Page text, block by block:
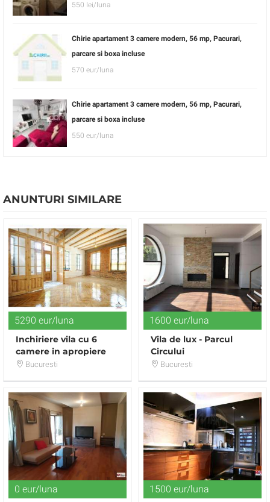
550 lei/luna
Chirie apartament 3 camere modern, 56 mp, Pacurari,
parcare si boxa incluse
570 eur/luna
Chirie apartament 3 camere modern, 56 mp, Pacurari,
parcare si boxa incluse
550 eur/luna
ANUNTURI SIMILARE
5290 eur/luna
Inchiriere vila cu 6
camere in apropiere
de Gradina Icoanei
Bucuresti
1600 eur/luna
Vila de lux - Parcul
Circului
Bucuresti
0 eur/luna 1500 eur/luna